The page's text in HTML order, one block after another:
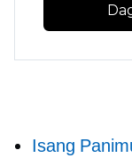
Isang